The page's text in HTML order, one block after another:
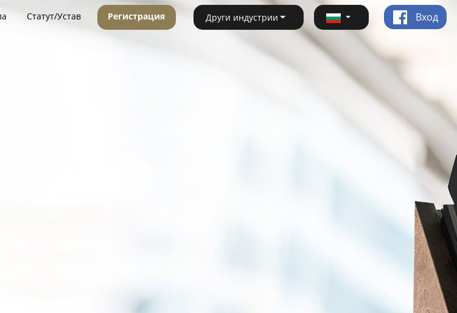
Статут/Устав Регистрация Други индустрии Вход